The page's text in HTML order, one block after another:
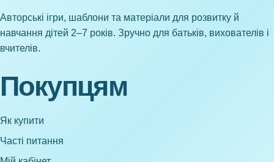
Авторські ігри, шаблони та матеріали для розвитку й
навчання дітей 2–7 років. Зручно для батьків, вихователів і
вчителів.
Покупцям
Як купити
Часті питання